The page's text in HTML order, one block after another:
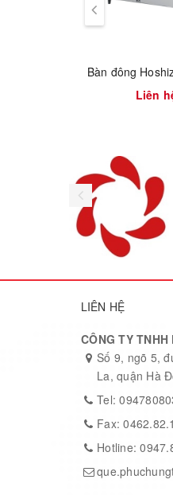
Kết nối điện
Dải nhiệt độ
Số lượng giá
Hệ thống
Liên
LIÊN HỆ
CÔNG TY
Số 9, ngõ 5,
La, quận Hà
Tel:
Fax:
Hotline: